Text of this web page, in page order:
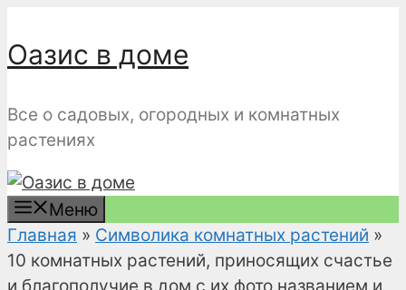
к
содержимому
Оазис в доме
Все о садовых, огородных и комнатных
растениях
Меню
Главная » Символика комнатных растений »
10 комнатных растений, приносящих счастье